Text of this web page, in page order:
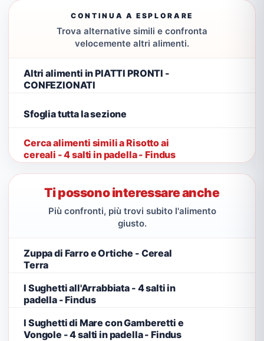
CONTINUA A ESPLORARE
Trova alternative simili e confronta
velocemente altri alimenti.
Altri alimenti in PIATTI PRONTI -
CONFEZIONATI
Sfoglia tutta la sezione
Cerca alimenti simili a Risotto ai
cereali - 4 salti in padella - Findus
Ti possono interessare anche
Più confronti, più trovi subito l'alimento
giusto.
Zuppa di Farro e Ortiche - Cereal
Terra
I Sughetti all'Arrabbiata - 4 salti in
padella - Findus
I Sughetti di Mare con Gamberetti e
Vongole - 4 salti in padella - Findus